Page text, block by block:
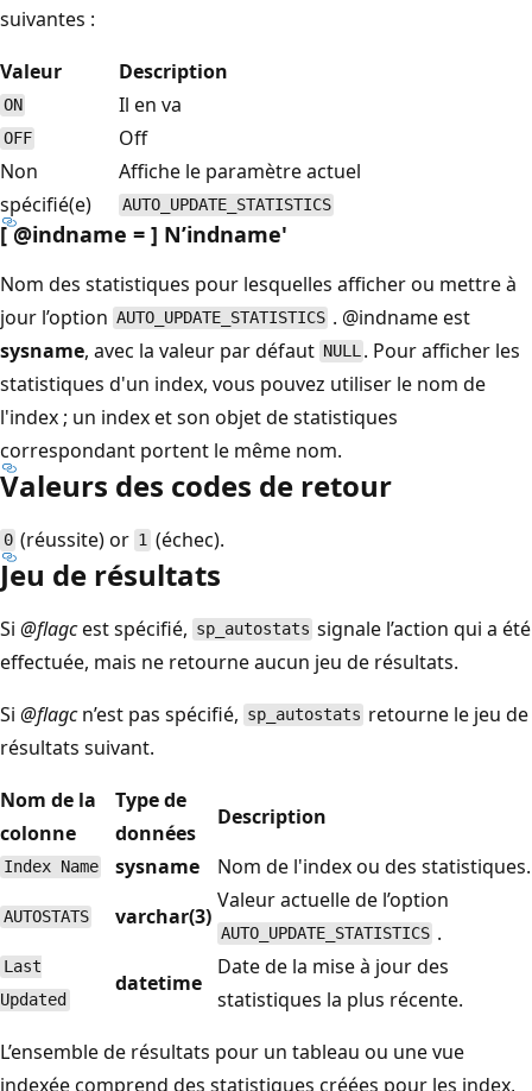
suivantes :
Valeur
Description
ON Il en va
OFF
Off
Non
spécifié(e)
Affiche le paramètre actuel
AUTO_UPDATE_STATISTICS
[ @indname = ] N’indname'
Nom des statistiques pour lesquelles afficher ou mettre à
jour l’option AUTO_UPDATE_STATISTICS . @indname est
sysname, avec la valeur par défaut NULL . Pour afficher les
statistiques d'un index, vous pouvez utiliser le nom de
l'index ; un index et son objet de statistiques
correspondant portent le même nom.
Valeurs des codes de retour
0 (réussite) or 1(échec).
Jeu de résultats
Si @flagcest spécifié, sp_autostats signale l’action qui a été
effectuée, mais ne retourne aucun jeu de résultats.
Si @flagcn’est pas spécifié, sp_autostats retourne le jeu de
résultats suivant.
Nom de la
colonne
Type de
données
Description
Index Name sysname Nom de l'index ou des statistiques.
AUTOSTATS varchar(3)
Valeur actuelle de l’option
AUTO_UPDATE_STATISTICS .
Last
Updated
datetime
Date de la mise à jour des
statistiques la plus récente.
L’ensemble de résultats pour un tableau ou une vue
indexée comprend des statistiques créées pour les index,